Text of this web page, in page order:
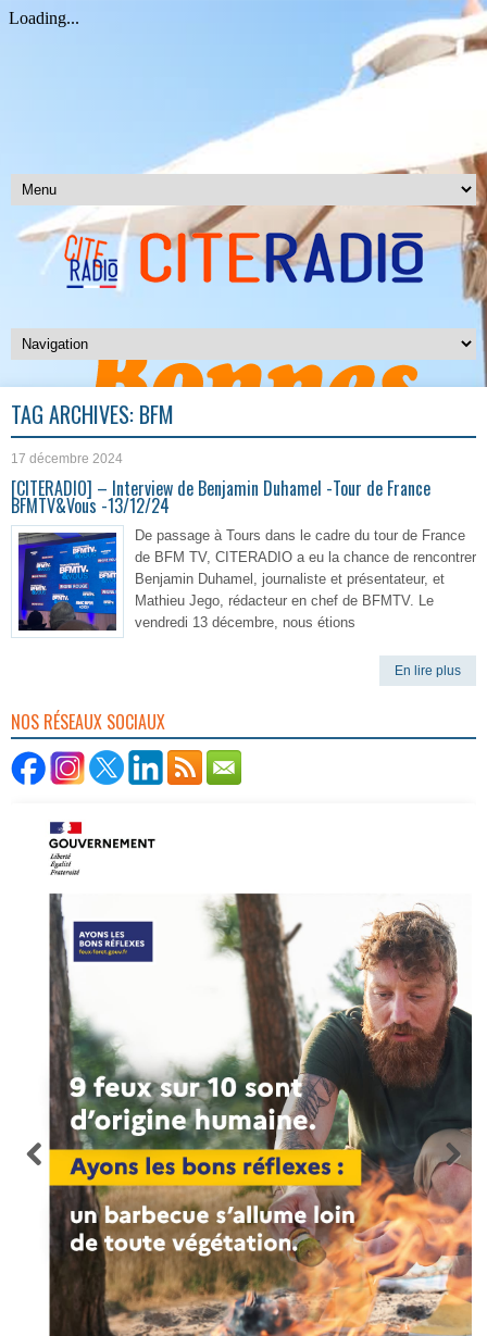
TAG ARCHIVES: BFM
17 décembre 2024
[CITERADIO] – Interview de Benjamin Duhamel -Tour de France
BFMTV&Vous -13/12/24
De passage à Tours dans le cadre du tour de France
de BFM TV, CITERADIO a eu la chance de rencontrer
Benjamin Duhamel, journaliste et présentateur, et
Mathieu Jego, rédacteur en chef de BFMTV. Le
vendredi 13 décembre, nous étions
En lire plus
NOS RÉSEAUX SOCIAUX